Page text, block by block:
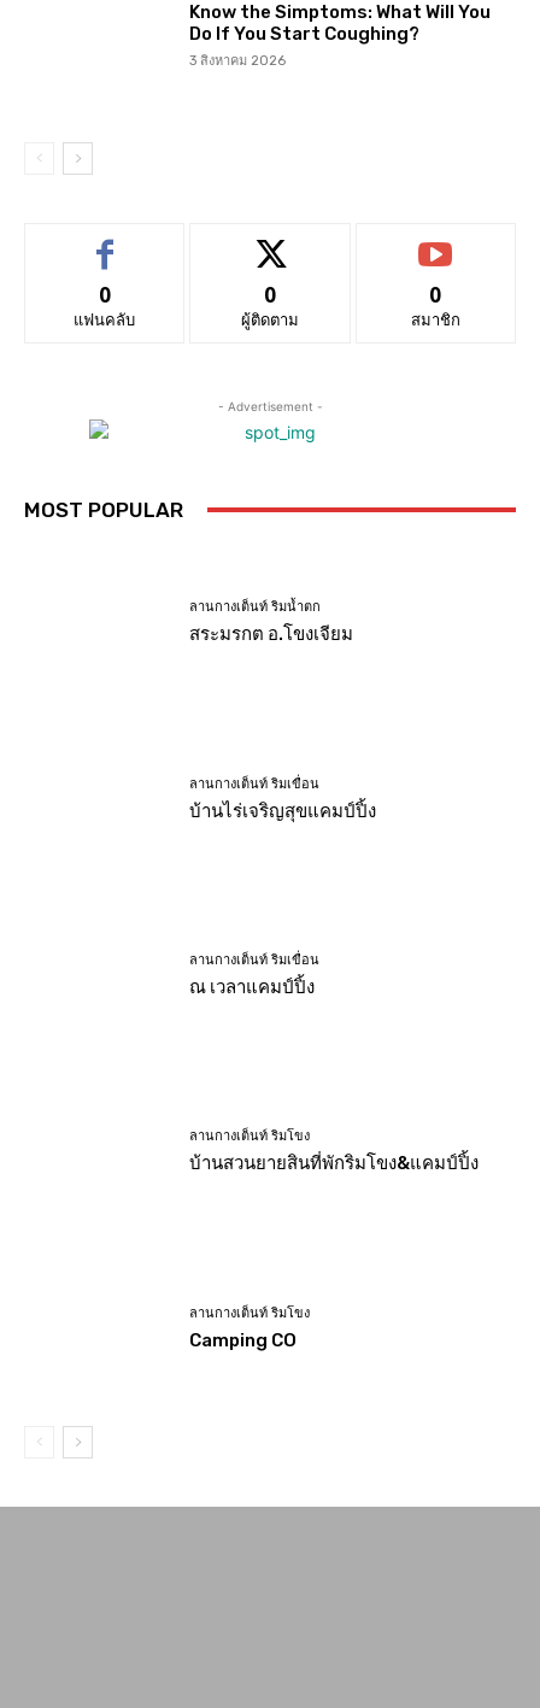
Know the Simptoms: What Will You
Do If You Start Coughing?
3 สิงหาคม 2026
0
แฟนคลับ
0
ผู้ติดตาม
0
สมาชิก
- Advertisement -
MOST POPULAR
ลานกางเต็นท์ ริมน้ำตก
สระมรกต อ.โขงเจียม
ลานกางเต็นท์ ริมเขื่อน
บ้านไร่เจริญสุขแคมป์ปิ้ง
ลานกางเต็นท์ ริมเขื่อน
ณ เวลาแคมป์ปิ้ง
ลานกางเต็นท์ ริมโขง
บ้านสวนยายสินที่พักริมโขง&แคมป์ปิ้ง
ลานกางเต็นท์ ริมโขง
Camping CO